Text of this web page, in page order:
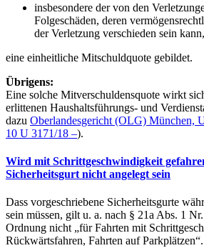
insbesondere der von den
Folgeschäden, deren
der Verletzung verschieden sein kann,
eine einheitliche Mitschuldquote gebildet.
Übrigens:
Eine solche Mitverschuldensquote wirkt
erlittenen Haushaltsführungs- und
dazu Oberlandesgericht (OLG) München,
10 U 3171/18 –).
Wird mit Schrittgeschwindigkeit
Sicherheitsgurt nicht angelegt sein
Dass vorgeschriebene Sicherheitsgurte
sein müssen, gilt u. a. nach § 21a Abs. 1
Ordnung nicht „für Fahrten mit
Rückwärtsfahren, Fahrten auf Parkplätzen“.